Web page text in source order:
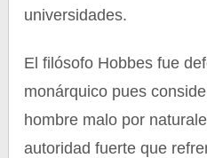
universidades.
El filósofo Hobbes fue
monárquico pues
hombre malo por
autoridad fuerte que